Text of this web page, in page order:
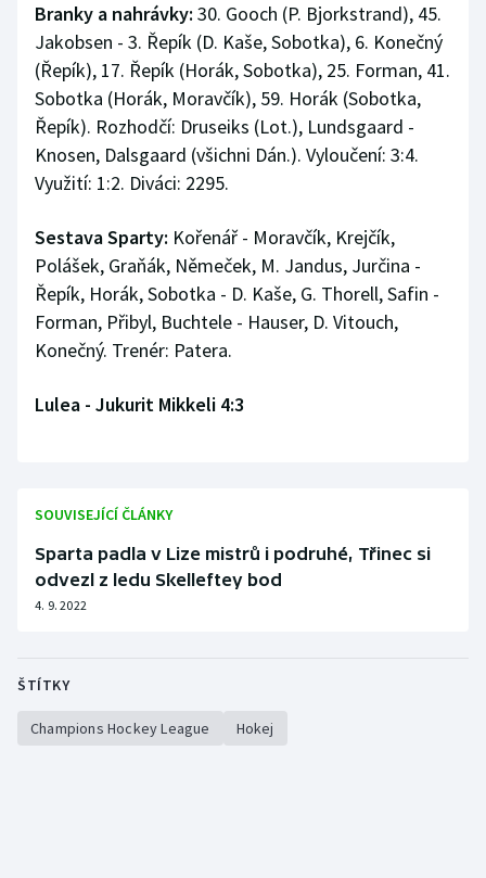
Branky a nahrávky: 30. Gooch (P. Bjorkstrand), 45.
Jakobsen - 3. Řepík (D. Kaše, Sobotka), 6. Konečný
(Řepík), 17. Řepík (Horák, Sobotka), 25. Forman, 41.
Sobotka (Horák, Moravčík), 59. Horák (Sobotka,
Řepík). Rozhodčí: Druseiks (Lot.), Lundsgaard -
Knosen, Dalsgaard (všichni Dán.). Vyloučení: 3:4.
Využití: 1:2. Diváci: 2295.
Sestava Sparty: Kořenář - Moravčík, Krejčík,
Polášek, Graňák, Němeček, M. Jandus, Jurčina -
Řepík, Horák, Sobotka - D. Kaše, G. Thorell, Safin -
Forman, Přibyl, Buchtele - Hauser, D. Vitouch,
Konečný. Trenér: Patera.
Lulea - Jukurit Mikkeli 4:3
SOUVISEJÍCÍ ČLÁNKY
Sparta padla v Lize mistrů i podruhé, Třinec si
odvezl z ledu Skelleftey bod
4. 9. 2022
ŠTÍTKY
Champions Hockey League Hokej